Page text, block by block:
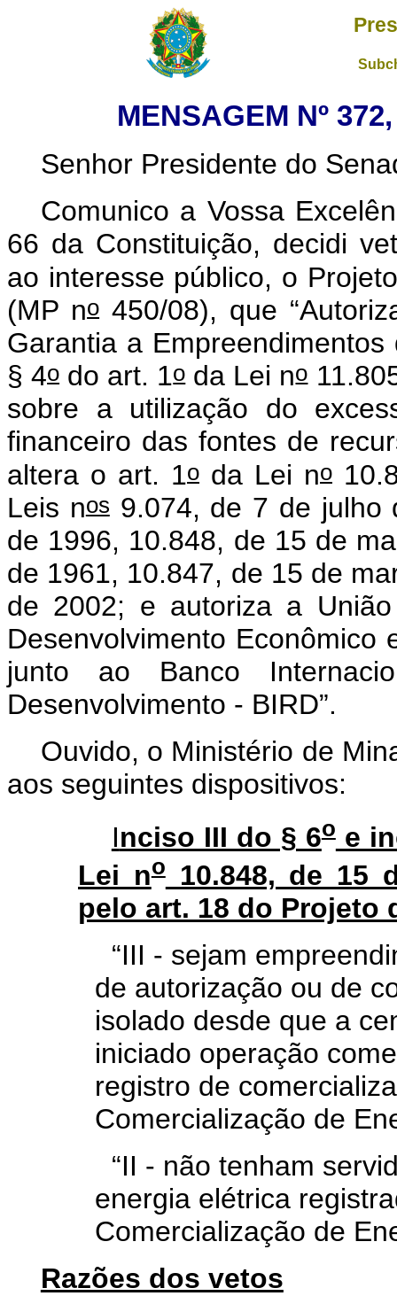
MENSAGEM Nº
Senhor Presidente do
Comunico a Vossa
66 da Constituição, decidi
ao interesse público, o
(MP no450/08), que
Garantia a
§ 4o do art. 1oda Lei no
sobre a utilização do
financeiro das fontes de
altera o art. 1o da Lei no
Leis nos9.074, de 7 de julho
de 1996, 10.848, de 15 de
de 1961, 10.847, de 15 de
de 2002; e autoriza a
Desenvolvimento Econômico
junto ao Banco
Desenvolvimento - BIRD”.
Ouvido, o Ministério de
aos seguintes dispositivos:
Inciso III do § 6oe
Lei no10.848, de 15
pelo art. 18 do Projeto
“III - sejam
de autorização ou de
isolado desde que a
iniciado operação
registro de
Comercialização de
“II - não tenham
energia elétrica
Comercialização de
Razões dos vetos